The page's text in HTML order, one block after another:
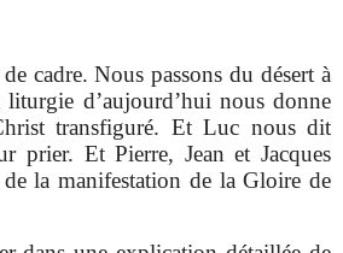
cadre. Nous passons du désert à
liturgie d’aujourd’hui nous donne
transfiguré. Et Luc nous dit
prier. Et Pierre, Jean et Jacques
la manifestation de la Gloire de